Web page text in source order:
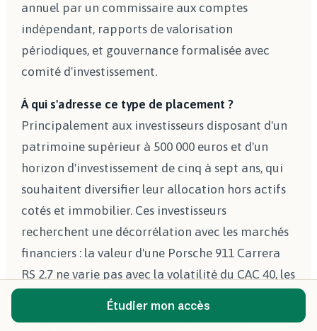
annuel par un commissaire aux comptes
indépendant, rapports de valorisation
périodiques, et gouvernance formalisée avec
comité d'investissement.
À qui s'adresse ce type de placement ?
Principalement aux investisseurs disposant d'un
patrimoine supérieur à 500 000 euros et d'un
horizon d'investissement de cinq à sept ans, qui
souhaitent diversifier leur allocation hors actifs
cotés et immobilier. Ces investisseurs
recherchent une décorrélation avec les marchés
financiers : la valeur d'une Porsche 911 Carrera
RS 2.7 ne varie pas avec la volatilité du CAC 40, les
décisions de la BCE ou les fluctuations du marché
Étudier mon accès